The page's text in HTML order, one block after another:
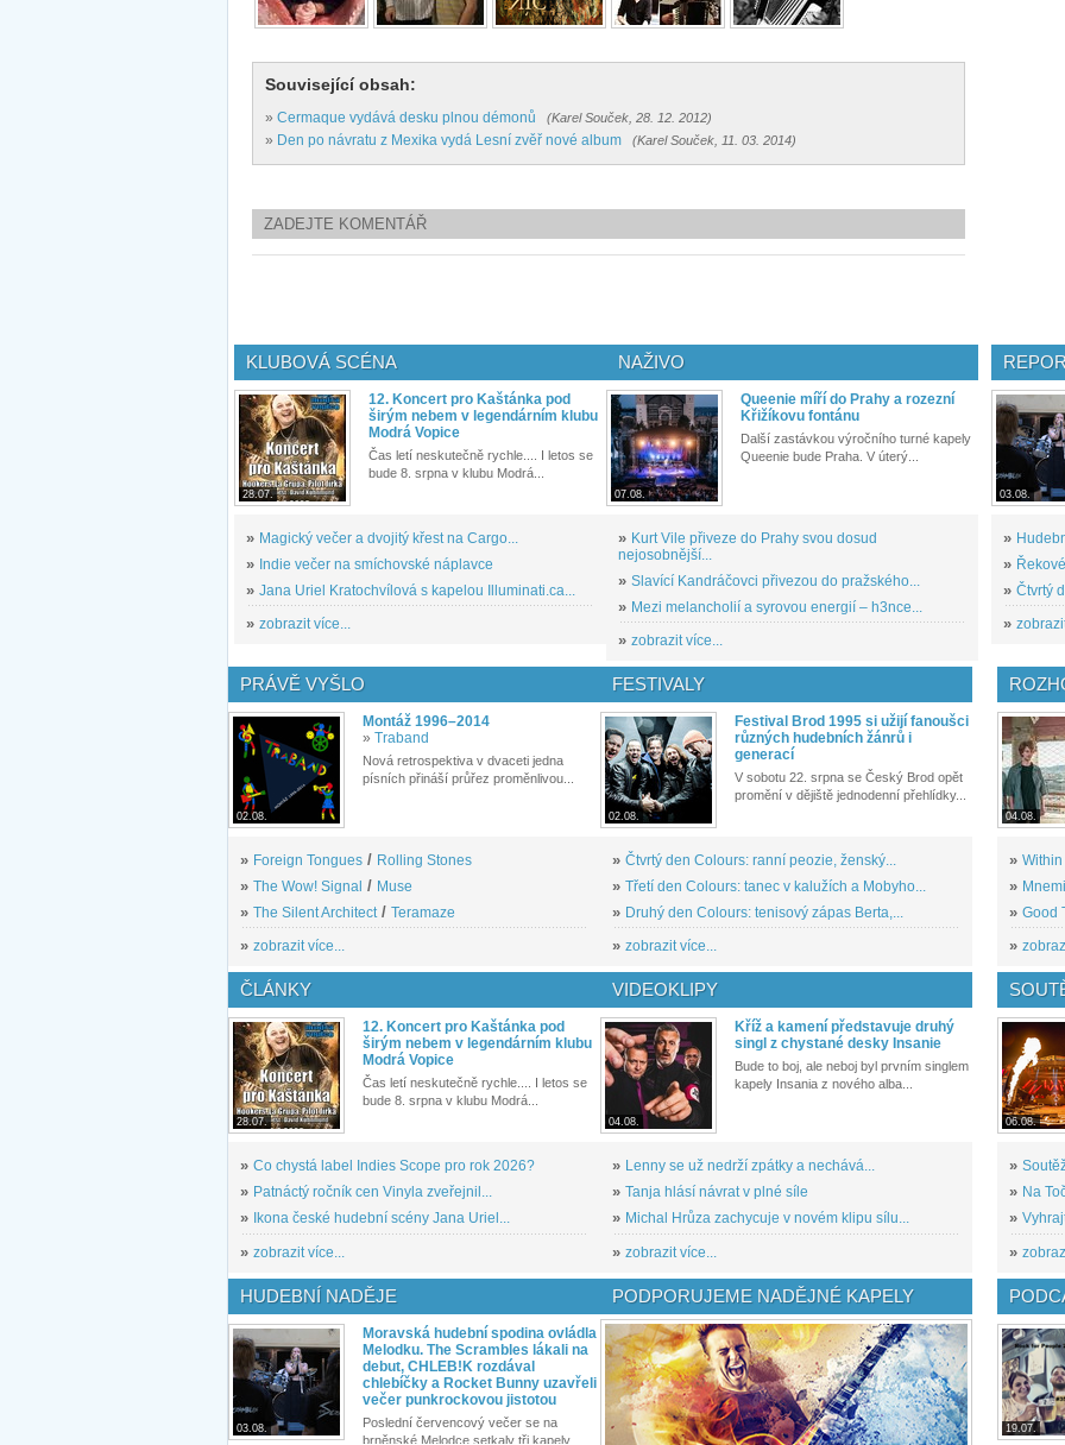
Související obsah:
» Cermaque vydává desku plnou démonů (Karel Souček, 28. 12. 2012)
» Den po návratu z Mexika vydá Lesní zvěř nové album (Karel Souček, 11. 03. 2014)
ZADEJTE KOMENTÁŘ
KLUBOVÁ SCÉNA
28.07.
12. Koncert pro Kaštánka pod
širým nebem v legendárním klubu
Modrá Vopice
Čas letí neskutečně rychle.... I letos se
bude 8. srpna v klubu Modrá...
» Magický večer a dvojitý křest na Cargo...
» Indie večer na smíchovské náplavce
» Jana Uriel Kratochvílová s kapelou Illuminati.ca...
» zobrazit více...
NAŽIVO
07.08.
Queenie míří do Prahy a rozezní
Křižíkovu fontánu
Další zastávkou výročního turné kapely
Queenie bude Praha. V úterý...
» Kurt Vile přiveze do Prahy svou dosud
nejosobnější...
» Slavící Kandráčovci přivezou do pražského...
» Mezi melancholií a syrovou energií – h3nce...
» zobrazit více...
03.08.
»
»
» Čtvrtý
»
PRÁVĚ VYŠLO
02.08.
Montáž 1996–2014
» Traband
Nová retrospektiva v dvaceti jedna
písních přináší průřez proměnlivou...
» Foreign Tongues / Rolling Stones
» The Wow! Signal / Muse
» The Silent Architect/ Teramaze
» zobrazit více...
FESTIVALY
02.08.
Festival Brod 1995 si užijí fanoušci
různých hudebních žánrů i
generací
V sobotu 22. srpna se Český Brod opět
promění v dějiště jednodenní přehlídky...
» Čtvrtý den Colours: ranní peozie, ženský...
» Třetí den Colours: tanec v kalužích a Mobyho...
» Druhý den Colours: tenisový zápas Berta,...
» zobrazit více...
04.08.
»
»
» Good
»
ČLÁNKY
28.07.
12. Koncert pro Kaštánka pod
širým nebem v legendárním klubu
Modrá Vopice
Čas letí neskutečně rychle.... I letos se
bude 8. srpna v klubu Modrá...
» Co chystá label Indies Scope pro rok 2026?
» Patnáctý ročník cen Vinyla zveřejnil...
»
Ikona české hudební scény Jana Uriel...
» zobrazit více...
VIDEOKLIPY
04.08.
Kříž a kamení představuje druhý
singl z chystané desky Insanie
Bude to boj, ale neboj byl prvním singlem
kapely Insania z nového alba...
» Lenny se už nedrží zpátky a nechává...
» Tanja hlásí návrat v plné síle
» Michal Hrůza zachycuje v novém klipu sílu...
» zobrazit více...
06.08.
»
» Na
»
»
HUDEBNÍ NADĚJE
03.08.
Moravská hudební spodina ovládla
Melodku. The Scrambles lákali na
debut, CHLEB!K rozdával
chlebíčky a Rocket Bunny uzavřeli
večer punkrockovou jistotou
Poslední červencový večer se na
brněnské Melodce setkaly tři kapely...
PODPORUJEME NADĚJNÉ KAPELY
19.07.